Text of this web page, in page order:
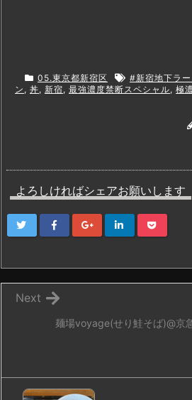
05.東京都新宿区 #新宿地下ラー
ン , 丼, 新宿, 最強濃度禁断スペシャル, 極
よろしければシェアお願いします
麺場voyage(せり鮭そば)@京
Next